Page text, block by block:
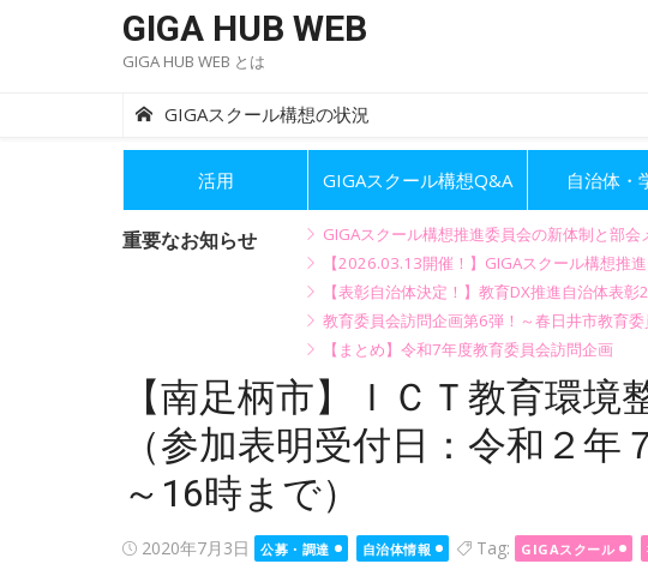
GIGA HUB WEB
GIGA HUB WEB とは
GIGAスクール構想の状況
活用 GIGAスクール構想Q&A 自治体・
重要なお知らせ
GIGAスクール構想推進委員会の新体制と部会
【2026.03.13開催！】GIGAスクール構想推
【表彰自治体決定！】教育DX推進自治体表彰
教育委員会訪問企画第6弾！～春日井市教育
【まとめ】令和7年度教育委員会訪問企画
【南足柄市】ＩＣＴ教育環
（参加表明受付日：令和２
～16時まで）
Posted
2020年7月3日 公募・調達 自治体情報 Tag: GIGAスクール